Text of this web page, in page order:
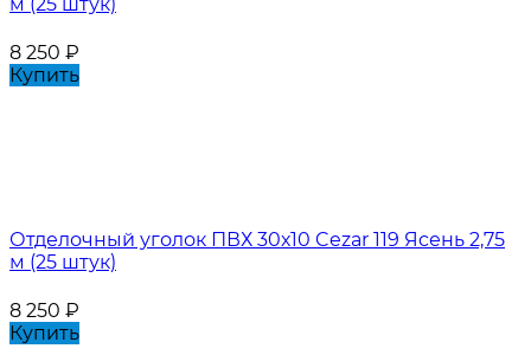
м (25 штук)
8 250 ₽
Купить
Отделочный уголок ПВХ 30х10 Cezar 119 Яcень 2,75
м (25 штук)
8 250 ₽
Купить